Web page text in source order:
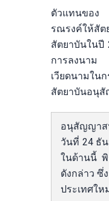
ตัวแทนของ
รณรงค์ให้สัต
สัตยาบันในปี
การลงนาม
เวียดนามใน
สัตยาบันอนุ
อนุสัญญาส
วันที่ 24 ธั
ในด้านนี้ พิ
ดังกล่าว ซึ่
ประเทศใ